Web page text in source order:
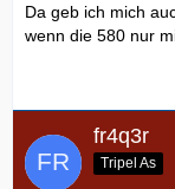
Da geb ich mich
wenn die 580 nur
fr4q3r
Tripel As